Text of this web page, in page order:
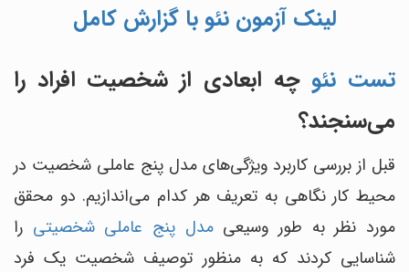
لینک آزمون نئو با گزارش کامل
تست نئو چه ابعادی از شخصیت افراد را
می‌سنجند؟
قبل از بررسی کاربرد ویژگی‌های مدل پنج عاملی شخصیت در
محیط کار نگاهی به تعریف هر کدام می‌اندازیم. دو محقق
مورد نظر به طور وسیعیمدل پنج عاملی شخصیتی را
شناسایی کردند که به منظور توصیف شخصیت یک فرد